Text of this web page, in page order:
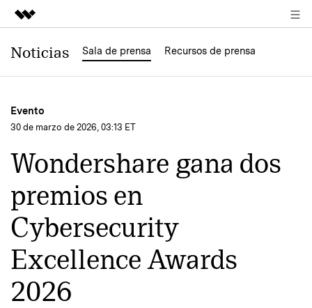
Productos destacados
Resumen
Soluciones
Quiénes somos
Sala de prensa
Tienda
Soporte
Buscar
Noticias Sala de prensa Recursos de prensa
Evento
30 de marzo de 2026, 03:13 ET
Wondershare gana dos
premios en
Cybersecurity
Excellence Awards
2026